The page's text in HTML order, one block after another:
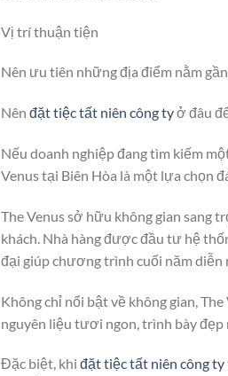
Vị trí thuận tiện
Nên ưu tiên những địa điểm nằm
Nên đặt tiệc tất niên công tyở đâu
Nếu doanh nghiệp đang tìm kiếm
Venus tại Biên Hòa là một lựa chọn
The Venus sở hữu không gian sang
khách. Nhà hàng được đầu tư hệ
đại giúp chương trình cuối năm diễn
Không chỉ nổi bật về không gian,
nguyên liệu tươi ngon, trình bày
Đặc biệt, khi đặt tiệc tất niên công ty